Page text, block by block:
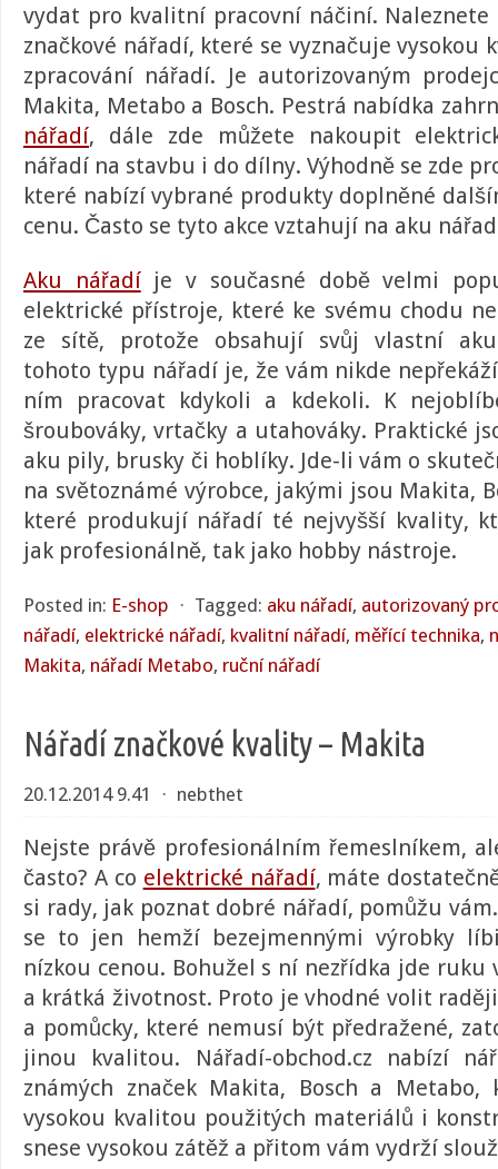
vydat pro kvalitní pracovní náčiní. Naleznete
značkové nářadí, které se vyznačuje
zpracování nářadí. Je autorizovaným
Makita, Metabo a Bosch. Pestrá nabídka
nářadí, dále zde můžete nakoupit
nářadí na stavbu i do dílny. Výhodně se zde
které nabízí vybrané produkty doplněné
cenu. Často se tyto akce vztahují na aku
Aku nářadíje v současné době velmi
elektrické přístroje, které ke svému chodu
ze sítě, protože obsahují svůj vlastní
tohoto typu nářadí je, že vám nikde
ním pracovat kdykoli a kdekoli. K
šroubováky,vrtačky a utahováky. Praktické
aku pily, brusky či hoblíky. Jde-li vám o
na světoznámé výrobce, jakými jsou Makita,
které produkují nářadí té nejvyšší kvality,
jak profesionálně, tak jako hobby nástroje.
Posted in: E-shop ⋅ Tagged: aku nářadí, autorizovaný
nářadí, elektrické nářadí, kvalitní nářadí, měřící technika,
Makita, nářadí Metabo, ruční nářadí
Nářadí značkové kvality – Makita
20.12.2014 9.41 ⋅ nebthet
Nejste právě profesionálním řemeslníkem,
často? A co elektrické nářadí, máte
si rady, jak poznat dobré nářadí, pomůžu
se to jen hemží bezejmennými výrobky
nízkou cenou. Bohužel s ní nezřídka jde ruku
a krátká životnost. Proto je vhodné volit
a pomůcky, které nemusí být předražené,
jinou kvalitou. Nářadí-obchod.cz nabízí
známých značek Makita, Bosch a Metabo,
vysokou kvalitou použitých materiálů i
snese vysokou zátěž a přitom vám vydrží